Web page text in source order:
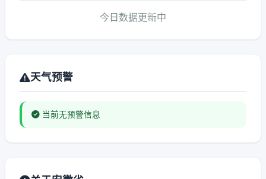
今日数据更新中
天气预警
当前无预警信息